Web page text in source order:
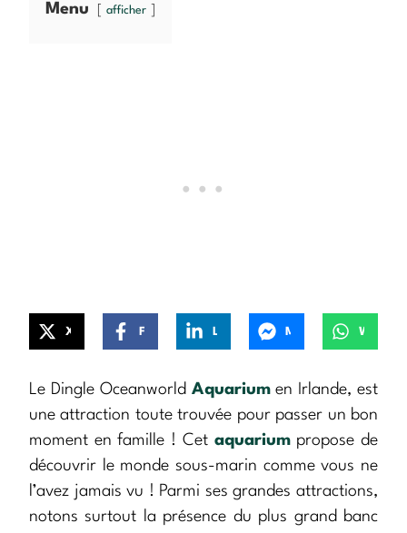
Menu afficher
Le Dingle Oceanworld Aquariumen Irlande, est
une attraction toute trouvée pour passer un bon
moment en famille ! Cet aquariumpropose de
découvrir le monde sous-marin comme vous ne
l’avez jamais vu ! Parmi ses grandes attractions,
notons surtout la présence du plus grand banc